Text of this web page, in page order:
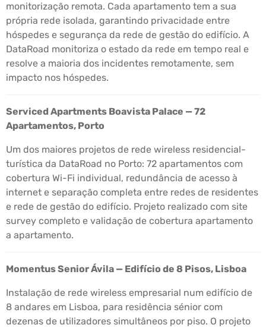
monitorização remota. Cada apartamento tem a sua
própria rede isolada, garantindo privacidade entre
hóspedes e segurança da rede de gestão do edifício. A
DataRoad monitoriza o estado da rede em tempo real e
resolve a maioria dos incidentes remotamente, sem
impacto nos hóspedes.
Serviced Apartments Boavista Palace — 72
Apartamentos, Porto
Um dos maiores projetos de rede wireless residencial-
turística da DataRoad no Porto: 72 apartamentos com
cobertura Wi-Fi individual, redundância de acesso à
internet e separação completa entre redes de residentes
e rede de gestão do edifício. Projeto realizado com site
survey completo e validação de cobertura apartamento
a apartamento.
Momentus Senior Ávila — Edifício de 8 Pisos, Lisboa
Instalação de rede wireless empresarial num edifício de
8 andares em Lisboa, para residência sénior com
dezenas de utilizadores simultâneos por piso. O projeto